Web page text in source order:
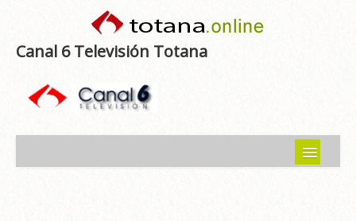
Canal 6 Televisión Totana